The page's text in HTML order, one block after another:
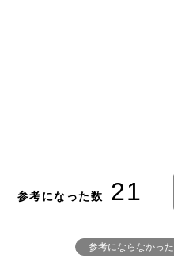
参考になった数 21
参考にならなかった